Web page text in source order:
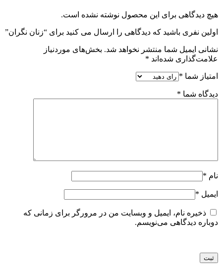
هیچ دیدگاهی برای این محصول نوشته نشده است.
اولین نفری باشید که دیدگاهی را ارسال می کنید برای “زنان نگران”
نشانی ایمیل شما منتشر نخواهد شد. بخش‌های موردنیاز
علامت‌گذاری شده‌اند *
امتیاز شما *
دیدگاه شما *
نام *
ایمیل *
ذخیره نام، ایمیل و وبسایت من در مرورگر برای زمانی که
دوباره دیدگاهی می‌نویسم.